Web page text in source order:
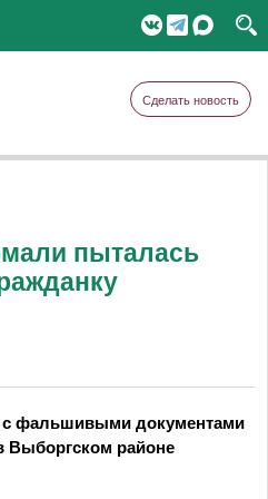
Сделать новость
пыталась
фальшивыми документами
Выборгском районе